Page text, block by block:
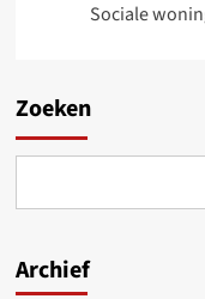
Sociale
Zoeken
Archief